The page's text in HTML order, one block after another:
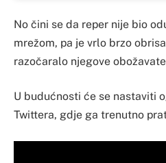
No čini se da reper nije bio
mrežom, pa je vrlo brzo
razočaralo njegove
U budućnosti će se nastaviti
Twittera, gdje ga trenutno